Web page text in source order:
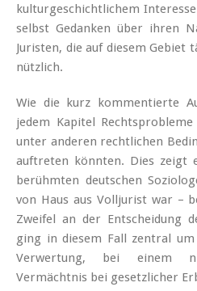
kulturgeschichtlichem
selbst Gedanken über ihren
Juristen, die auf diesem Gebiet
nützlich.
Wie die kurz kommentierte
jedem Kapitel
unter anderen rechtlichen
auftreten könnten. Dies zeigt
berühmten deutschen
von Haus aus Volljurist war –
Zweifel an der Entscheidung
ging in diesem Fall zentral
Verwertung, bei einem
Vermächtnis bei gesetzlicher